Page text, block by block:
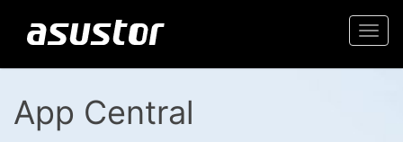
App Central